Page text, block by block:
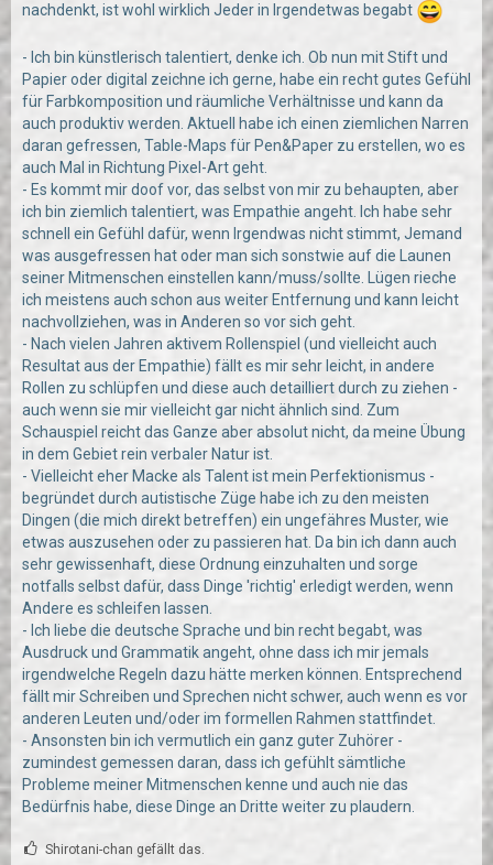
nachdenkt, ist wohl wirklich Jeder in Irgendetwas begabt
- Ich bin künstlerisch talentiert, denke ich. Ob nun mit Stift und
Papier oder digital zeichne ich gerne, habe ein recht gutes Gefühl
für Farbkomposition und räumliche Verhältnisse und kann da
auch produktiv werden. Aktuell habe ich einen ziemlichen Narren
daran gefressen, Table-Maps für Pen&Paper zu erstellen, wo es
auch Mal in Richtung Pixel-Art geht.
- Es kommt mir doof vor, das selbst von mir zu behaupten, aber
ich bin ziemlich talentiert, was Empathie angeht. Ich habe sehr
schnell ein Gefühl dafür, wenn Irgendwas nicht stimmt, Jemand
was ausgefressen hat oder man sich sonstwie auf die Launen
seiner Mitmenschen einstellen kann/muss/sollte. Lügen rieche
ich meistens auch schon aus weiter Entfernung und kann leicht
nachvollziehen, was in Anderen so vor sich geht.
- Nach vielen Jahren aktivem Rollenspiel (und vielleicht auch
Resultat aus der Empathie) fällt es mir sehr leicht, in andere
Rollen zu schlüpfen und diese auch detailliert durch zu ziehen -
auch wenn sie mir vielleicht gar nicht ähnlich sind. Zum
Schauspiel reicht das Ganze aber absolut nicht, da meine Übung
in dem Gebiet rein verbaler Natur ist.
- Vielleicht eher Macke als Talent ist mein Perfektionismus -
begründet durch autistische Züge habe ich zu den meisten
Dingen (die mich direkt betreffen) ein ungefähres Muster, wie
etwas auszusehen oder zu passieren hat. Da bin ich dann auch
sehr gewissenhaft, diese Ordnung einzuhalten und sorge
notfalls selbst dafür, dass Dinge 'richtig' erledigt werden, wenn
Andere es schleifen lassen.
- Ich liebe die deutsche Sprache und bin recht begabt, was
Ausdruck und Grammatik angeht, ohne dass ich mir jemals
irgendwelche Regeln dazu hätte merken können. Entsprechend
fällt mir Schreiben und Sprechen nicht schwer, auch wenn es vor
anderen Leuten und/oder im formellen Rahmen stattfindet.
- Ansonsten bin ich vermutlich ein ganz guter Zuhörer -
zumindest gemessen daran, dass ich gefühlt sämtliche
Probleme meiner Mitmenschen kenne und auch nie das
Bedürfnis habe, diese Dinge an Dritte weiter zu plaudern.
Shirotani-chan gefällt das.